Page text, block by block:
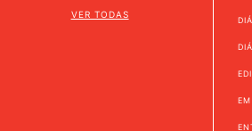
VER TODAS